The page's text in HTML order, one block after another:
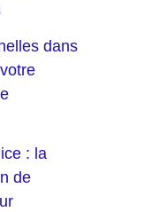
dans
: la
de